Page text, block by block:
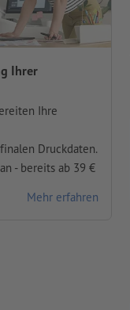
Ihrer
Ihre
Druckdaten.
- bereits ab 39 €
Mehr erfahren